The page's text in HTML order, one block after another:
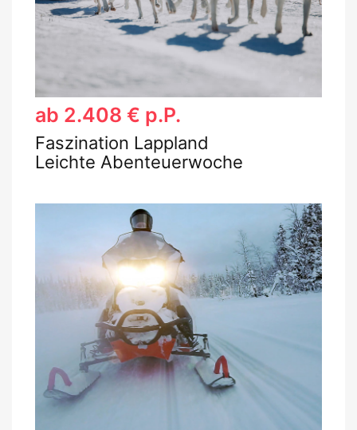
ab 2.408 € p.P.
Faszination Lappland
Leichte Abenteuerwoche